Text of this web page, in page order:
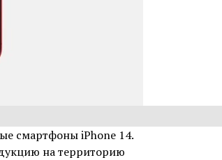
смартфоны iPhone 14.
на территорию